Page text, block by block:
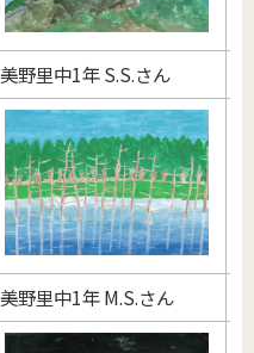
美野里中1年 S.S.さん
美野里中1年 M.S.さん